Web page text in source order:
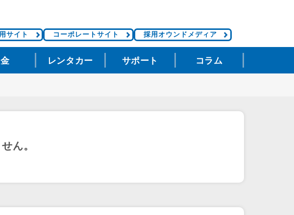
サイト コーポレートサイト 採用オウンドメディア
レンタカー サポート コラム
ん。